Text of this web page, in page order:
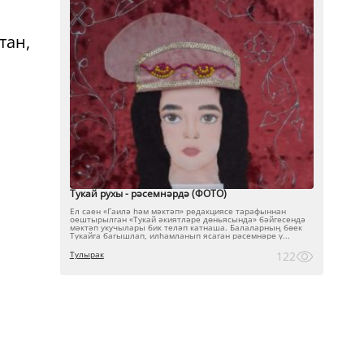
Тукай рухы - рәсемнәрдә (ФОТО)
Ел саен «Гаилә һәм мәктәп» редакциясе тарафыннан
оештырылган «Тукай әкиятләре дөньясында» бәйгесендә
мәктәп укучылары бик теләп катнаша. Балаларның бөек
Тукайга багышлап, илһамланып ясаган рәсемнәре ү...
Тулырак
122